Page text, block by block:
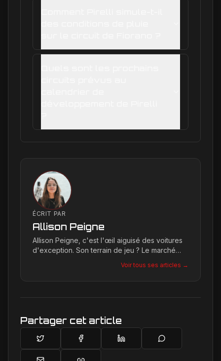
ÉCRIT PAR
Allison Peigne
Allison Peigne, c'est l'œil aiguisé des voitures
d'exception. Son terrain de jeu ? Le marché
une passion contagieuse les dernières
créations, notamment chez Ferrari, sa marque
Voir tous ses articles →
Partager cet article